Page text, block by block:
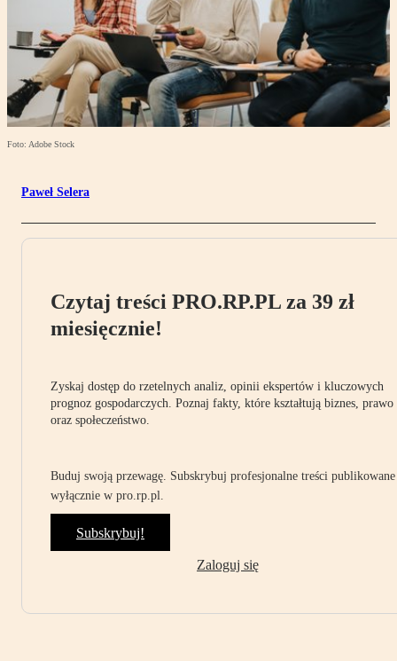
Foto: Adobe Stock
Paweł Selera
Czytaj treści PRO.RP.PL za 39 zł
miesięcznie!
Zyskaj dostęp do rzetelnych analiz, opinii ekspertów i kluczowych
prognoz gospodarczych. Poznaj fakty, które kształtują biznes, prawo
oraz społeczeństwo.
Buduj swoją przewagę. Subskrybuj profesjonalne treści publikowane
wyłącznie w pro.rp.pl.
Subskrybuj!
Zaloguj się